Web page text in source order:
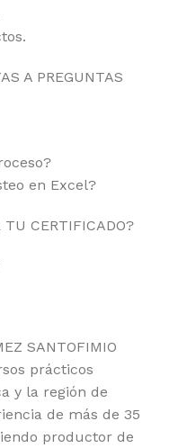
A PREGUNTAS
en Excel?
TU CERTIFICADO?
SANTOFIMIO
prácticos
y la región de
de más de 35
productor de